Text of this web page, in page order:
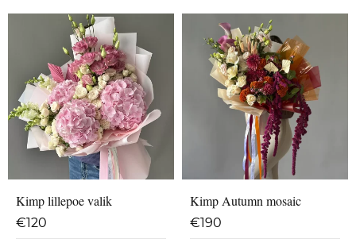
Kimp lillepoe valik
€120
Kimp Autumn mosaic
€190